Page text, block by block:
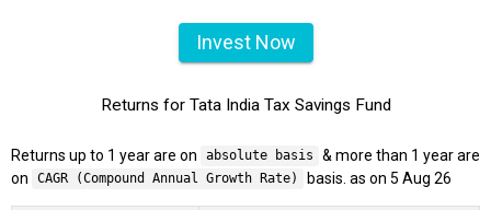
Invest Now
Returns for Tata India Tax Savings Fund
Returns up to 1 year are on absolute basis
& more than 1 year are
on
CAGR (Compound Annual Growth Rate) basis. as on 5 Aug 26